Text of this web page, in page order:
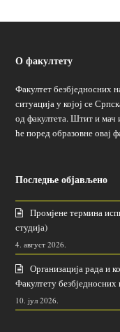
О факултету
Факултет безбједносних
ситуација у којој се
од факултета. Штит и мач
ће поред образовне овај
Последње објављено
Промјене термина
студија)
4. август 2026.
Организација рада и
Факултету безбједносних
10. јул 2026.